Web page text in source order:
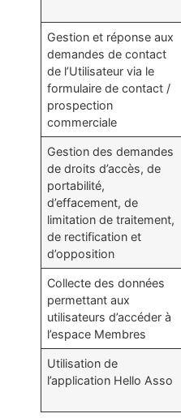
Gestion et réponse aux
demandes de contact
de l’Utilisateur via le
formulaire de contact /
prospection
commerciale
Gestion des demandes
de droits d’accès, de
portabilité,
d’effacement, de
limitation de traitement,
de rectification et
d’opposition
Collecte des données
permettant aux
utilisateurs d’accéder à
l’espace Membres
Utilisation de
l’application Hello Asso